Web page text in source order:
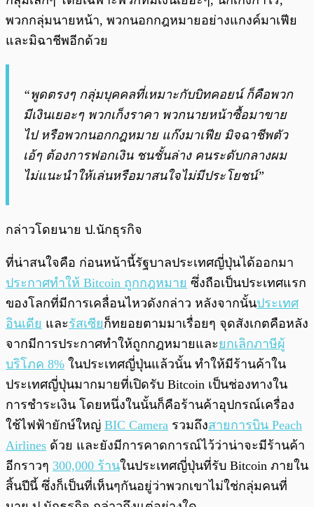
พวกกลุ่มนายหน้า, พวกนอกกฎหมายอย่างแกงค์มาเฟีย
และมิฉาชีพอีกด้วย
“พูดตรงๆ กลุ่มบุคคลที่เหมาะกับบิทคอยน์ ก็คือพวก
มีเงินเยอะๆ พวกเก็งราคา พวกนายหน้าซื้อมาขาย
ไป หรือพวกนอกกฎหมาย แก๊งมาเฟีย มิจฉาชีพตัว
เอ้ๆ ต้องการฟอกเงิน ชนชั้นล่าง คนระดับกลางผม
ไม่แนะนำให้เล่นหรือมาสนใจไม่มีประโยชน์”
กล่าวโดยนาย ป.นักธุรกิจ
ที่น่าสนใจคือ ก่อนหน้านี้รัฐบาลประเทศญี่ปุ่นได้ออกมา
ประกาศทำให้ Bitcoin ถูกกฎหมาย ซึ่งถือเป็นประเทศแรก
ของโลกที่มีการเคลื่อนไหวดังกล่าว หลังจากนั้นประเทศ
อินเดีย และรัสเซียก็ทยอยตามมาเรื่อยๆ จุดสังเกตคือหลัง
จากมีการประกาศทำให้ถูกกฎหมายและยกเลิกภาษีผู้
บริโภค 8% ในประเทศญี่ปุ่นแล้วนั้น ทำให้มีร้านค้าใน
ประเทศญี่ปุ่นมากมายที่เปิดรับ Bitcoin เป็นช่องทางใน
การชำระเงิน โดยหนึ่งในนั้นก็คือร้านค้าอุปกรณ์เครื่อง
ใช้ไฟฟ้ายักษ์ใหญ่ BIC Camera รวมถึงสายการบิน Peach
Airlines ด้วย และยังมีการคาดการณ์ไว้ว่าน่าจะมีร้านค้า
อีกราวๆ 300,000 ร้านในประเทศญี่ปุ่นที่รับ Bitcoin ภายใน
สิ้นปีนี้ ซึ่งก็เป็นที่เห็นๆกันอยู่ว่าพวกเขาไม่ใช่กลุ่มคนที่